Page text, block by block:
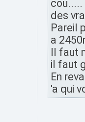
des
Pareil
a
Il faut
il faut
En
'a qui